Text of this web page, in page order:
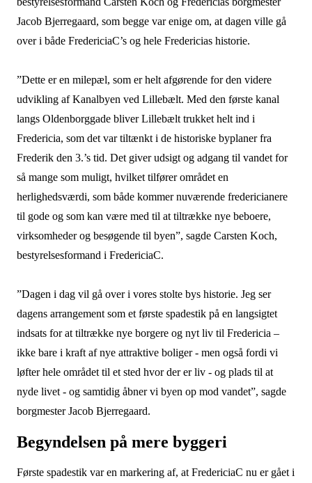
Jacob Bjerregaard, som begge var enige om, at dagen ville gå
over i både FredericiaC’s og hele Fredericias historie.
”Dette er en milepæl, som er helt afgørende for den videre
udvikling af Kanalbyen ved Lillebælt. Med den første kanal
langs Oldenborggade bliver Lillebælt trukket helt ind i
Fredericia, som det var tiltænkt i de historiske byplaner fra
Frederik den 3.’s tid. Det giver udsigt og adgang til vandet for
så mange som muligt, hvilket tilfører området en
herlighedsværdi, som både kommer nuværende fredericianere
til gode og som kan være med til at tiltrække nye beboere,
virksomheder og besøgende til byen”, sagde Carsten Koch,
bestyrelsesformand i FredericiaC.
”Dagen i dag vil gå over i vores stolte bys historie. Jeg ser
dagens arrangement som et første spadestik på en langsigtet
indsats for at tiltrække nye borgere og nyt liv til Fredericia –
ikke bare i kraft af nye attraktive boliger - men også fordi vi
løfter hele området til et sted hvor der er liv - og plads til at
nyde livet - og samtidig åbner vi byen op mod vandet”, sagde
borgmester Jacob Bjerregaard.
Begyndelsen på mere byggeri
Første spadestik var en markering af, at FredericiaC nu er gået i